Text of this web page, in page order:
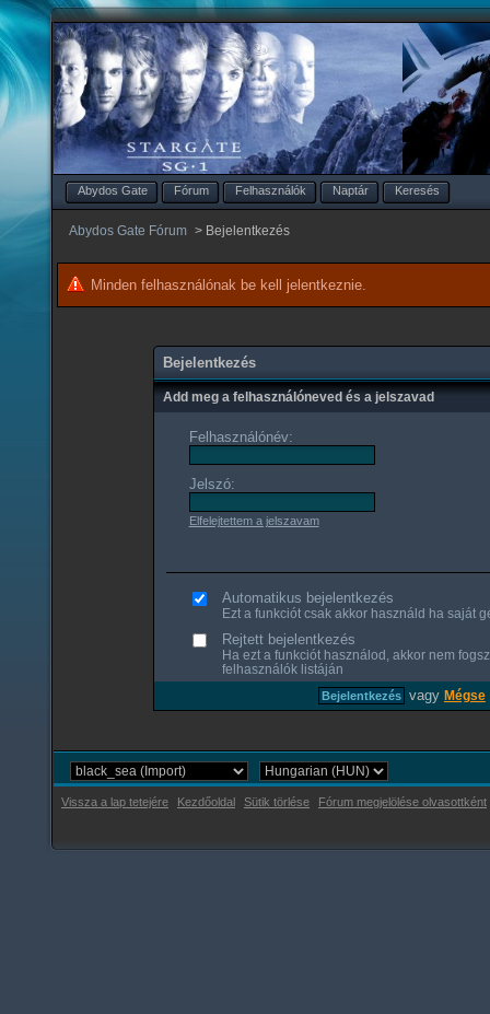
Abydos Gate Fórum Felhasználók Naptár Keresés
Abydos Gate Fórum > Bejelentkezés
Minden felhasználónak be kell jelentkeznie.
Bejelentkezés
Add meg a felhasználóneved és a jelszavad
Felhasználónév:
Jelszó:
Elfelejtettem a jelszavam
Automatikus bejelentkezés
Ezt a funkciót csak akkor használd ha saját
Rejtett bejelentkezés
Ha ezt a funkciót használod, akkor nem
felhasználók listáján
vagy Mégse
Vissza a lap tetejére Kezdőoldal Sütik törlése Fórum megjelölése olvasottként